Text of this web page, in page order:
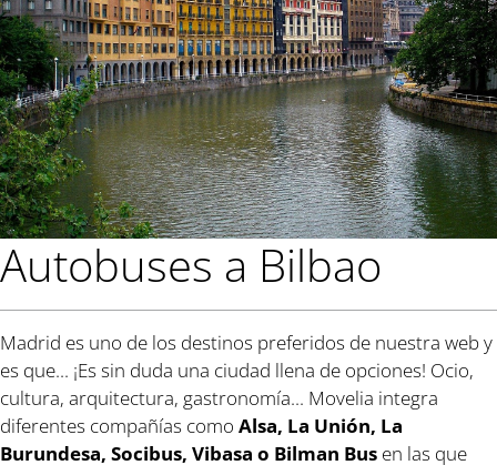
Autobuses a Bilbao
Madrid es uno de los destinos preferidos de nuestra web y
es que... ¡Es sin duda una ciudad llena de opciones! Ocio,
cultura, arquitectura, gastronomía... Movelia integra
diferentes compañías como Alsa, La Unión, La
Burundesa, Socibus, Vibasa o Bilman Bus en las que